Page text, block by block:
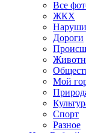
Все
ЖКХ
Дороги
Мой
Спорт
Разное